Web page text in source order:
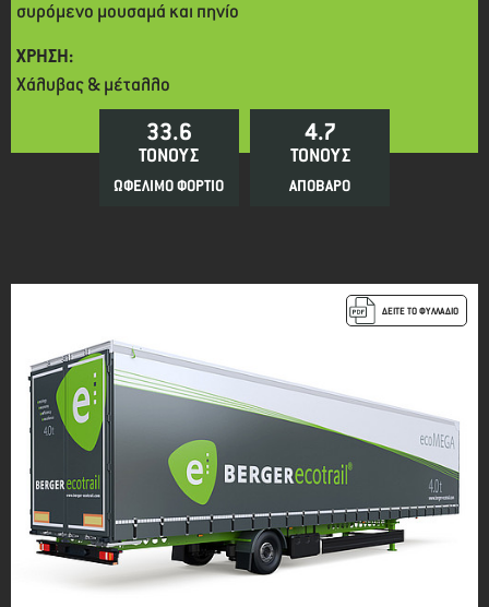
συρόμενο μουσαμά και πηνίο
ΧΡΗΣΗ:
Χάλυβας & μέταλλο
33.6
ΤΟΝΟΥΣ
ΩΦΕΛΙΜΟ ΦΟΡΤΙΟ
4.7
ΤΟΝΟΥΣ
ΑΠΟΒΑΡΟ
ΔΕΙΤΕ ΤΟ ΦΥΛΛΑΔΙΟ